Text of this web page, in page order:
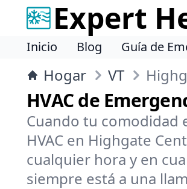
Expert
Inicio Blog Guía de
Hogar VT
HVAC de
Cuando tu comodidad
HVAC en Highgate
cualquier hora y en
siempre está a una